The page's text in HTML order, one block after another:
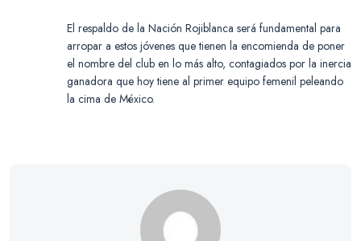
El respaldo de la Nación Rojiblanca será fundamental para
arropar a estos jóvenes que tienen la encomienda de poner
el nombre del club en lo más alto, contagiados por la inercia
ganadora que hoy tiene al primer equipo femenil peleando
la cima de México.